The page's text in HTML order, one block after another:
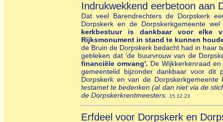
Indrukwekkend eerbetoon aan
Dat veel Barendrechters de Dorpskerk
Dorpskerk en de Dorpskerkgemeente
kerkbestuur is dankbaar voor elke
Rijksmonument in stand te kunnen
de Bruin de Dorpskerk bedacht had in haar
gebleken dat 'de buurvrouw van de
financiële omvang'. De Wijkkerkenraad
gemeentelid bijzonder dankbaar voor dit
Dorpskerk en van de
testamet te bedenken (al dan niet via de
de Dorpskerkrentmeesters. 15.12.23
Erfdeel voor Dorpskerk en